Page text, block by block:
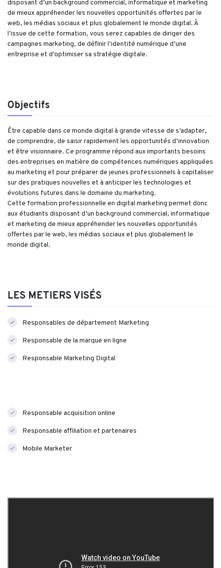
disposant d’un background commercial, informatique et marketing
de mieux appréhender les nouvelles opportunités offertes par le
web, les médias sociaux et plus globalement le monde digital. À
l’issue de cette formation, vous serez capables de diriger des
campagnes marketing, de définir l’identité numérique d’une
entreprise et d’optimiser sa stratégie digitale.
Objectifs
Être capable dans ce monde digital à grande vitesse de s’adapter,
de comprendre, de saisir rapidement les opportunités d’innovation
et être visionnaire. Ce programme répond aux importants besoins
des entreprises en matière de compétences numériques appliquées
au marketing et pour préparer de jeunes professionnels à capitaliser
sur des pratiques nouvelles et à anticiper les technologies et
évolutions futures dans le domaine du marketing.
Cette formation professionnelle en digital marketing permet donc
aux étudiants disposant d’un background commercial, informatique
et marketing de mieux appréhender les nouvelles opportunités
offertes par le web, les médias sociaux et plus globalement le
monde digital.
LES METIERS VISÉS
Responsables de département Marketing
Responsable de la marque en ligne
Responsable Marketing Digital
Responsable acquisition online
Responsable affiliation et partenaires
Mobile Marketer